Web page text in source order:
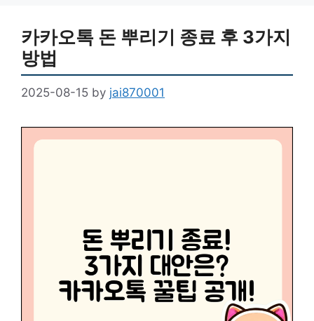
카카오톡 돈 뿌리기 종료 후 3가지
방법
2025-08-15 by jai870001